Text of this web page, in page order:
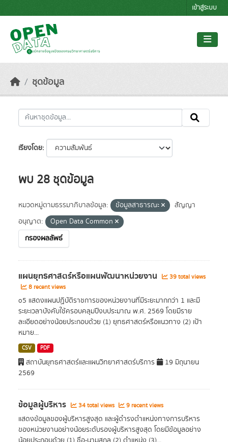
เข้าสู่ระบบ
ชุดข้อมูล
เรียงโดย
พบ 28 ชุดข้อมูล
หมวดหมู่ตามธรรมาภิบาลข้อมูล: ข้อมูลสาธารณะ
สัญญา
อนุญาต:
Open Data Common
กรองผลลัพธ์
แผนยุทธศาสตร์หรือแผนพัฒนาหน่วยงาน
39 total views
8 recent views
o5 แสดงแผนปฏิบัติราชการของหน่วยงานที่มีระยะมากกว่า 1 และมี
ระยะเวลาบังคับใช้ครอบคลุมปีงบประมาณ พ.ศ. 2569 โดยมีราย
ละเอียดอย่างน้อยประกอบด้วย (1) ยุทธศาสตร์หรือแนวทาง (2) เป้า
หมาย...
CSV PDF
สถาบันยุทธศาสตร์และแผนวิทยาศาสตร์บริการ
19 มิถุนายน
2569
ข้อมูลผู้บริหาร 34 total views 9 recent views
แสดงข้อมูลของผู้บริหารสูงสุด และผู้ดำรงตำแหน่งทางการบริหาร
ของหน่วยงานอย่างน้อยระดับรองผู้บริหารสูงสุด โดยมีข้อมูลอย่าง